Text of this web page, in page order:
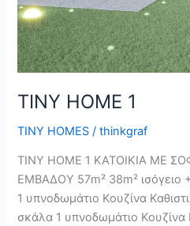
TINY HOME 1
TINY HOMES /thinkgraf
TINY HOME 1 ΚΑΤΟΙΚΙΑ ΜΕ
ΕΜΒΑΔΟΥ 57m² 38m² ισόγειο
1 υπνοδωμάτιο Κουζίνα
σκάλα 1 υπνοδωμάτιο Κουζίνα